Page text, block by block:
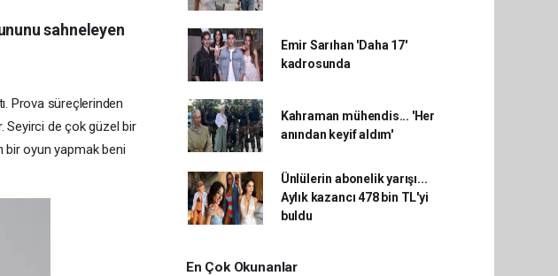
sahneleyen
Prova süreçlerinden
Seyirci de çok güzel bir
bir oyun yapmak beni
Emir Sarıhan 'Daha 17'
kadrosunda
Kahraman mühendis... 'Her
anından keyif aldım'
Ünlülerin abonelik yarışı...
Aylık kazancı 478 bin TL'yi
buldu
En Çok Okunanlar